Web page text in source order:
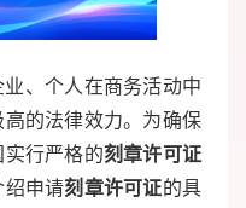
、个人在商务活动中
的法律效力。为确保
行严格的刻章许可证
绍申请刻章许可证的具